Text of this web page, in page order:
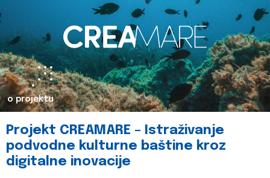
o projektu
Projekt CREAMARE – Istraživanje
podvodne kulturne baštine kroz
digitalne inovacije